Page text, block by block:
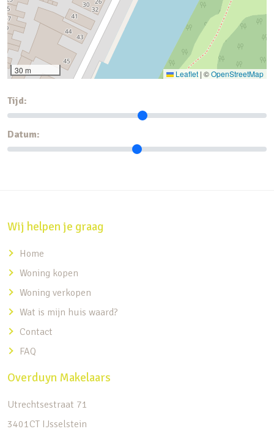
30 m Leaflet | ©OpenStreetMap
Tijd:
Datum:
Wij helpen je graag
Home
Woning kopen
Woning verkopen
Wat is mijn huis waard?
Contact
FAQ
Overduyn Makelaars
Utrechtsestraat 71
3401CT IJsselstein